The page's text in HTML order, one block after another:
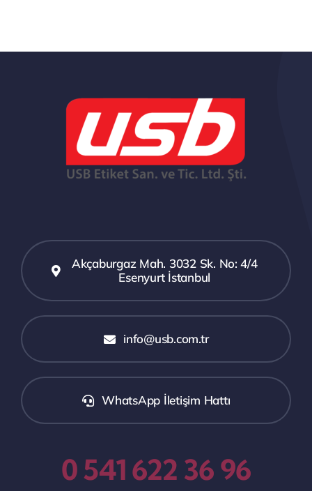
Akçaburgaz Mah. 3032 Sk. No: 4/4
Esenyurt İstanbul
info@usb.com.tr
WhatsApp İletişim Hattı
0 541 622 36 96